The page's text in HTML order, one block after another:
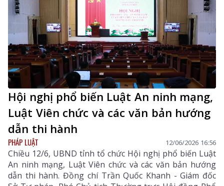
Hội nghị phổ biến Luật An ninh mạng,
Luật Viên chức và các văn bản hướng
dẫn thi hành
PHÁP LUẬT 12/06/2026 16:56
Chiều 12/6, UBND tỉnh tổ chức Hội nghị phổ biến Luật
An ninh mạng, Luật Viên chức và các văn bản hướng
dẫn thi hành. Đồng chí Trần Quốc Khanh - Giám đốc